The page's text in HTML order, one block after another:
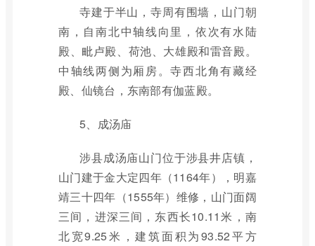
寺建于半山，寺周有围墙，山门朝
南，自南北中轴线向里，依次有水陆
殿、毗卢殿、荷池、大雄殿和雷音殿。
中轴线两侧为厢房。寺西北角有藏经
殿、仙镜台，东南部有伽蓝殿。
5、成汤庙
涉县成汤庙山门位于涉县井店镇，
山门建于金大定四年（1164年），明嘉
靖三十四年（1555年）维修，山门面阔
三间，进深三间，东西长10.11米，南
北宽9.25米，建筑面积为93.52平方